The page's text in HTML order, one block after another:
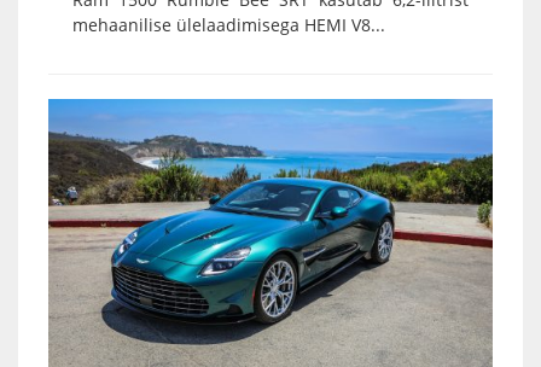
mehaanilise ülelaadimisega HEMI V8...